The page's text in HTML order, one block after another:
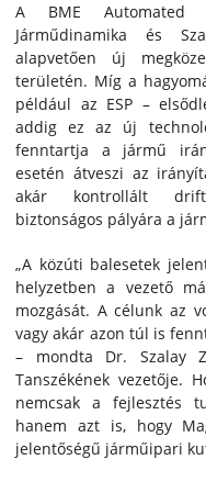
A BME Automated
Járműdinamika és
alapvetően új
területén. Míg a
például az ESP –
addig ez az új
fenntartja a jármű
esetén átveszi az
akár kontrollált
biztonságos pályára a
„A közúti balesetek
helyzetben a vezető
mozgását. A célunk az
vagy akár azon túl is
– mondta Dr. Szalay
Tanszékének vezetője.
nemcsak a fejlesztés
hanem azt is, hogy
jelentőségű járműipari